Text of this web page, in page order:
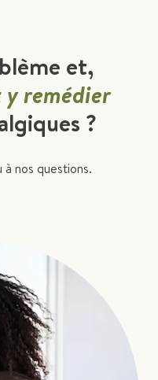
et,
remédier
?
nos questions.